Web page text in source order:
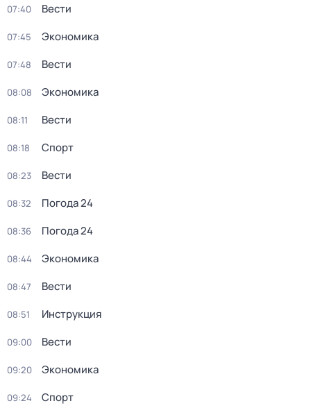
07:40 Вести
07:45 Экономика
07:48 Вести
08:08 Экономика
08:11 Вести
08:18 Спорт
08:23 Вести
08:32 Погода 24
08:36 Погода 24
08:44 Экономика
08:47 Вести
08:51 Инструкция
09:00 Вести
09:20 Экономика
09:24 Спорт